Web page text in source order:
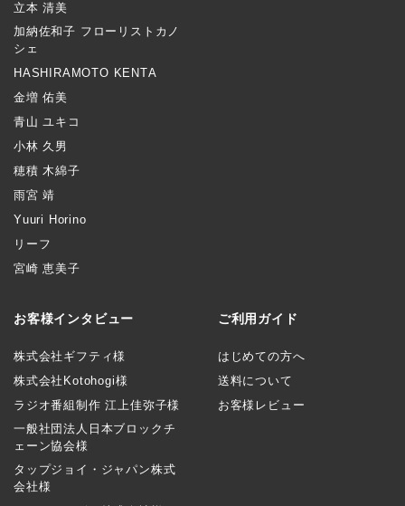
立本 清美
加納佐和子 フローリストカノ
シェ
HASHIRAMOTO KENTA
金増 佑美
青山 ユキコ
小林 久男
穂積 木綿子
雨宮 靖
Yuuri Horino
リーフ
宮崎 恵美子
お客様インタビュー
株式会社ギフティ様
株式会社Kotohogi様
ラジオ番組制作 江上佳弥子様
一般社団法人日本ブロックチ
ェーン協会様
タップジョイ・ジャパン株式
会社様
ご利用ガイド
はじめての方へ
送料について
お客様レビュー